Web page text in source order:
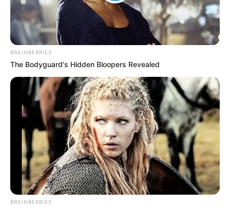
BRAINBERRIES
The Bodyguard's Hidden Bloopers Revealed
BRAINBERRIES